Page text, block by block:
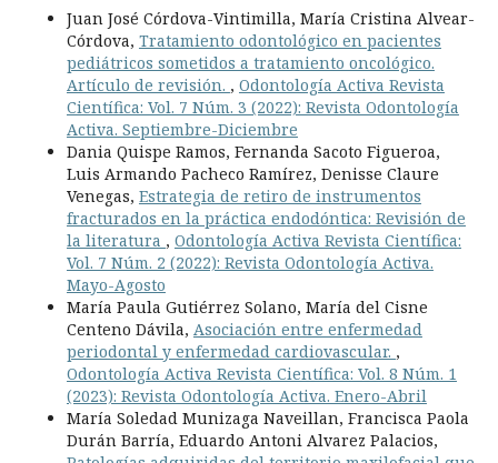
Juan José Córdova-Vintimilla, María Cristina Alvear-
Córdova, Tratamiento odontológico en pacientes
pediátricos sometidos a tratamiento oncológico.
Artículo de revisión. , Odontología Activa Revista
Científica: Vol. 7 Núm. 3 (2022): Revista Odontología
Activa. Septiembre-Diciembre
Dania Quispe Ramos, Fernanda Sacoto Figueroa,
Luis Armando Pacheco Ramírez, Denisse Claure
Venegas, Estrategia de retiro de instrumentos
fracturados en la práctica endodóntica: Revisión de
la literatura , Odontología Activa Revista Científica:
Vol. 7 Núm. 2 (2022): Revista Odontología Activa.
Mayo-Agosto
María Paula Gutiérrez Solano, María del Cisne
Centeno Dávila, Asociación entre enfermedad
periodontal y enfermedad cardiovascular. ,
Odontología Activa Revista Científica: Vol. 8 Núm. 1
(2023): Revista Odontología Activa. Enero-Abril
María Soledad Munizaga Naveillan, Francisca Paola
Durán Barría, Eduardo Antoni Alvarez Palacios,